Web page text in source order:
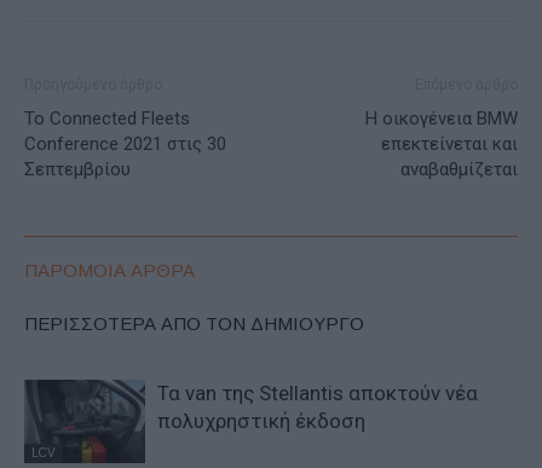
Το Connected Fleets
Conference 2021 στις 30
Σεπτεμβρίου
Η οικογένεια BMW
επεκτείνεται και
αναβαθμίζεται
ΠΑΡΟΜΟΙΑ ΑΡΘΡΑ
ΠΕΡΙΣΣΟΤΕΡΑ ΑΠΟ ΤΟΝ ΔΗΜΙΟΥΡΓΟ
LCV
Τα van της Stellantis αποκτούν νέα
πολυχρηστική έκδοση